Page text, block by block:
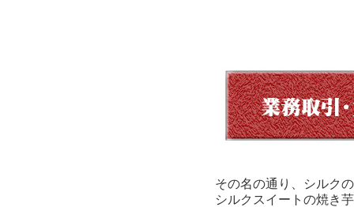
その名の通り、シルク
シルクスイートの焼き